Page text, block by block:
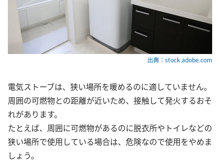
出典：stock.adobe.com
電気ストーブは、狭い場所を暖めるのに適していません。
周囲の可燃物との距離が近いため、接触して発火するおそ
れがあります。
たとえば、周囲に可燃物があるのに脱衣所やトイレなどの
狭い場所で使用している場合は、危険なので使用をやめま
しょう。